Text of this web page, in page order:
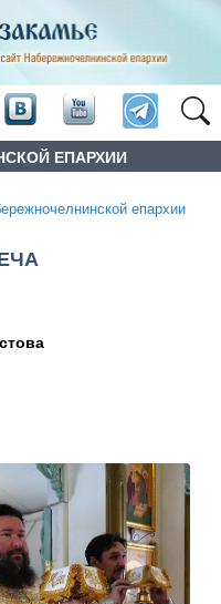
ЕПАРХИИ
епархии